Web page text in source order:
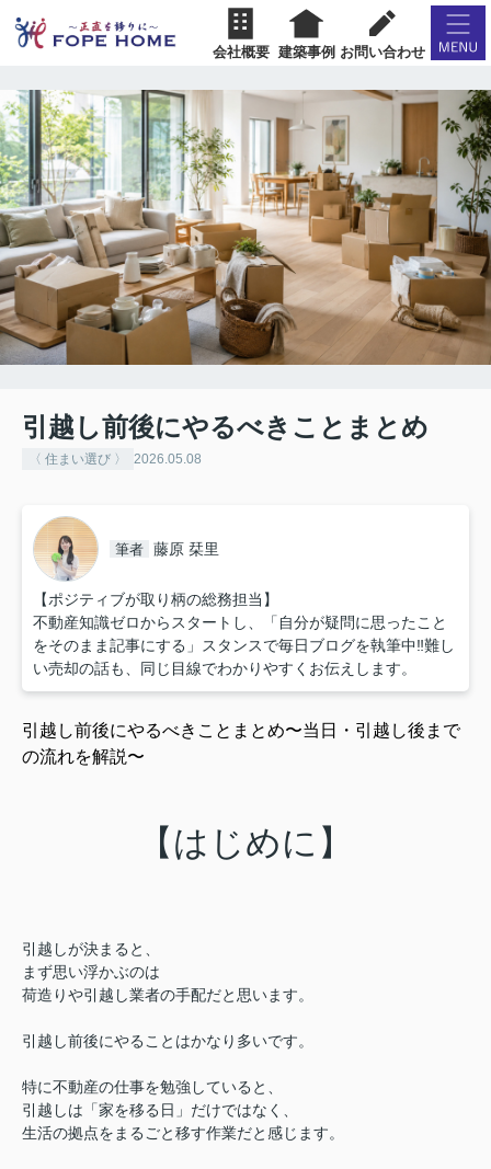
会社概要 建築事例 お問い合わせ
引越し前後にやるべきことまとめ
〈 住まい選び 〉 2026.05.08
筆者 藤原 栞里
【ポジティブが取り柄の総務担当】
不動産知識ゼロからスタートし、「自分が疑問に思ったこと
をそのまま記事にする」スタンスで毎日ブログを執筆中‼︎難し
い売却の話も、同じ目線でわかりやすくお伝えします。
引越し前後にやるべきことまとめ〜当日・引越し後まで
の流れを解説〜
【はじめに】
引越しが決まると、
まず思い浮かぶのは
荷造りや引越し業者の手配だと思います。
引越し前後にやることはかなり多いです。
特に不動産の仕事を勉強していると、
引越しは「家を移る日」だけではなく、
生活の拠点をまるごと移す作業だと感じます。